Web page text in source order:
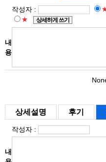
상세설명 후기